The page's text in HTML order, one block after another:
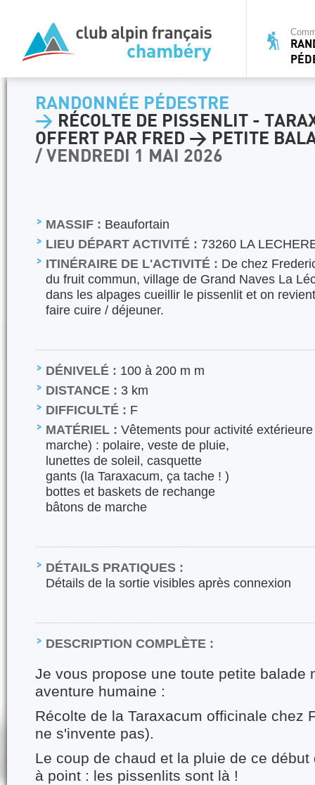
RANDONNÉE PÉDESTRE
> RÉCOLTE DE PISSENLIT -
OFFERT PAR FRED > PETITE
/ VENDREDI 1 MAI 2026
MASSIF : Beaufortain
LIEU DÉPART ACTIVITÉ : 73260 LA
ITINÉRAIRE DE L'ACTIVITÉ : De chez
du fruit commun, village de Grand Naves La
dans les alpages cueillir le pissenlit et on
faire cuire / déjeuner.
DÉNIVELÉ : 100 à 200 m m
DISTANCE : 3 km
DIFFICULTÉ : F
MATÉRIEL : Vêtements pour activité
marche) : polaire, veste de pluie,
lunettes de soleil, casquette
gants (la Taraxacum, ça tache ! )
bottes et baskets de rechange
bâtons de marche
DÉTAILS PRATIQUES :
Détails de la sortie visibles après connexion
DESCRIPTION COMPLÈTE :
Je vous propose une toute petite balade
aventure humaine :
Récolte de la Taraxacum officinale chez
ne s'invente pas).
Le coup de chaud et la pluie de ce
à point : les pissenlits sont là !